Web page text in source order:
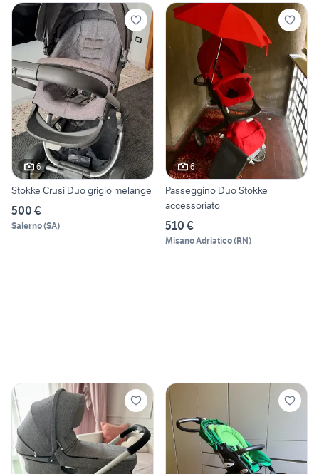
6
Stokke Crusi Duo grigio melange
500 €
Salerno(SA)
6
Passeggino Duo Stokke
accessoriato
510 €
Misano Adriatico(RN)